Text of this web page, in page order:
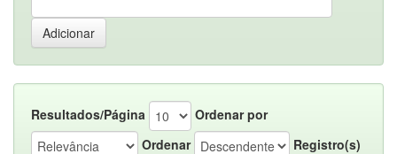
Resultados/Página
Ordenar por
Ordenar
Registro(s)